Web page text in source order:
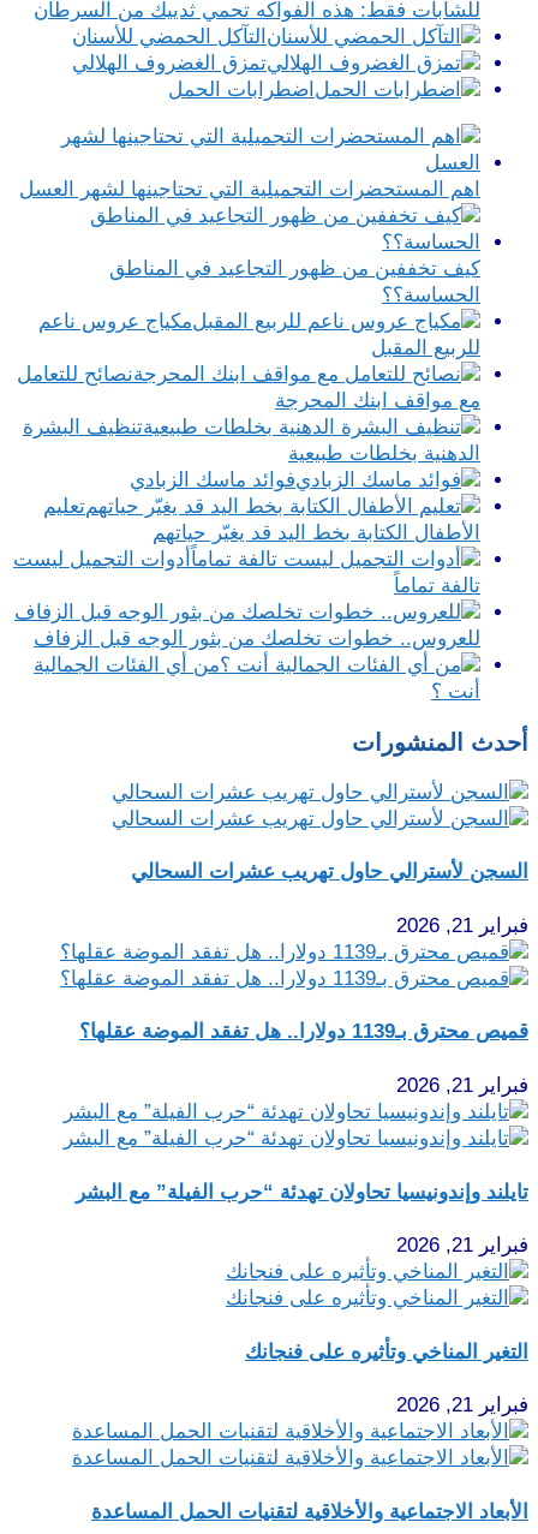
للشابات فقط: هذه الفواكه تحمي ثدييك من السرطان
التآكل الحمضي للأسنان
تمزق الغضروف الهلالي
اضطرابات الحمل
اهم المستحضرات التجميلية التي تحتاجينها لشهر العسل
كيف تخففين من ظهور التجاعيد في المناطق
الحساسة؟؟
مكياج عروس ناعم
للربيع المقبل
نصائح للتعامل
مع مواقف ابنك المحرجة
تنظيف البشرة
الدهنية بخلطات طبيعية
فوائد ماسك الزبادي
تعليم
الأطفال الكتابة بخط اليد قد يغيّر حياتهم
أدوات التجميل ليست
تالفة تماماً
للعروس.. خطوات تخلصك من بثور الوجه قبل الزفاف
من أي الفئات الجمالية
أنت ؟
أحدث المنشورات
السجن لأسترالي حاول تهريب عشرات السحالي
فبراير 21, 2026
قميص محترق بـ1139 دولارا.. هل تفقد الموضة عقلها؟
فبراير 21, 2026
تايلند وإندونيسيا تحاولان تهدئة “حرب الفيلة” مع البشر
فبراير 21, 2026
التغير المناخي وتأثيره على فنجانك
فبراير 21, 2026
الأبعاد الاجتماعية والأخلاقية لتقنيات الحمل المساعدة